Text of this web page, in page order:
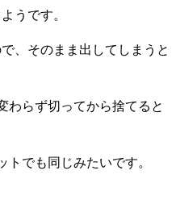
うです。
、そのまま出してしまうと
わらず切ってから捨てると
でも同じみたいです。